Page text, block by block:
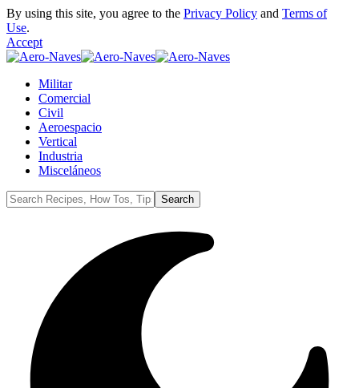
By using this site, you agree to the Privacy Policy and Terms of
Use.
Accept
Militar
Comercial
Civil
Aeroespacio
Vertical
Industria
Misceláneos